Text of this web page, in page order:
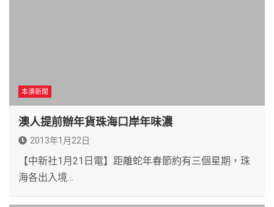
本澳新聞
澳人提前辦年貨珠海口岸年味濃
2013年1月22日
【中新社1月21日電】距離蛇年春節約有三個星期，珠
海各出入境…